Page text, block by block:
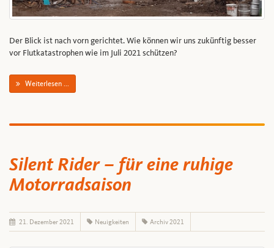
Der Blick ist nach vorn gerichtet. Wie können wir uns zukünftig besser
vor Flutkatastrophen wie im Juli 2021 schützen?
Weiterlesen ...
Silent Rider – für eine ruhige
Motorradsaison
21. Dezember 2021 Neuigkeiten Archiv 2021